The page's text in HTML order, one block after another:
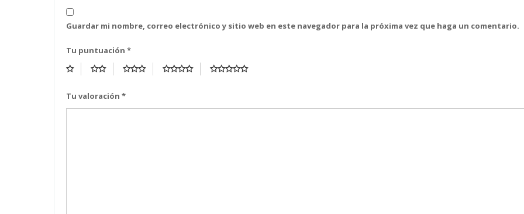
Guardar mi nombre, correo electrónico y sitio web en este navegador para la próxima vez que haga un comentario.
Tu puntuación *
Tu valoración *